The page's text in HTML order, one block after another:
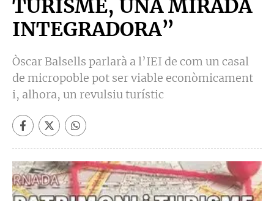
TURISME, UNA MIRADA
INTEGRADORA”
Òscar Balsells parlarà a l’IEI de com un casal
de micropoble pot ser viable econòmicament
i, alhora, un revulsiu turístic